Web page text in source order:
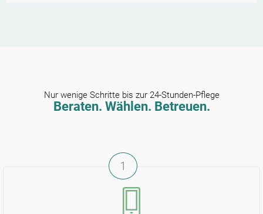
Nur wenige Schritte bis zur 24-Stunden-Pflege
Beraten. Wählen. Betreuen.
1